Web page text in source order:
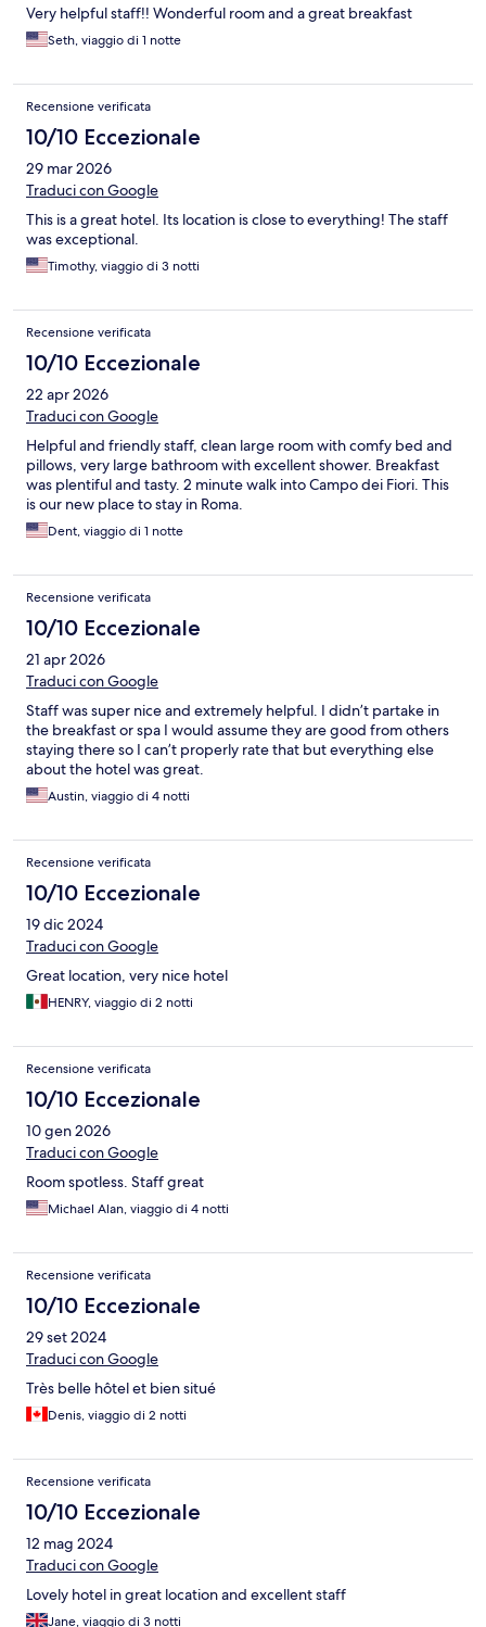
Very helpful staff!! Wonderful room and a great breakfast
Seth, viaggio di 1 notte
Recensione verificata
10/10 Eccezionale
29 mar 2026
Traduci con Google
This is a great hotel. Its location is close to everything! The staff
was exceptional.
Timothy, viaggio di 3 notti
Recensione verificata
10/10 Eccezionale
22 apr 2026
Traduci con Google
Helpful and friendly staff, clean large room with comfy bed and
pillows, very large bathroom with excellent shower. Breakfast
was plentiful and tasty. 2 minute walk into Campo dei Fiori. This
is our new place to stay in Roma.
Dent, viaggio di 1 notte
Recensione verificata
10/10 Eccezionale
21 apr 2026
Traduci con Google
Staff was super nice and extremely helpful. I didn’t partake in
the breakfast or spa I would assume they are good from others
staying there so I can’t properly rate that but everything else
about the hotel was great.
Austin, viaggio di 4 notti
Recensione verificata
10/10 Eccezionale
19 dic 2024
Traduci con Google
Great location, very nice hotel
HENRY, viaggio di 2 notti
Recensione verificata
10/10 Eccezionale
10 gen 2026
Traduci con Google
Room spotless. Staff great
Michael Alan, viaggio di 4 notti
Recensione verificata
10/10 Eccezionale
29 set 2024
Traduci con Google
Très belle hôtel et bien situé
Denis, viaggio di 2 notti
Recensione verificata
10/10 Eccezionale
12 mag 2024
Traduci con Google
Lovely hotel in great location and excellent staff
Jane, viaggio di 3 notti